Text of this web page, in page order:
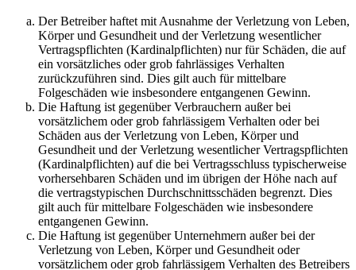
Der Betreiber haftet mit Ausnahme der Verletzung von Leben,
Körper und Gesundheit und der Verletzung wesentlicher
Vertragspflichten (Kardinalpflichten) nur für Schäden, die auf
ein vorsätzliches oder grob fahrlässiges Verhalten
zurückzuführen sind. Dies gilt auch für mittelbare
Folgeschäden wie insbesondere entgangenen Gewinn.
Die Haftung ist gegenüber Verbrauchern außer bei
vorsätzlichem oder grob fahrlässigem Verhalten oder bei
Schäden aus der Verletzung von Leben, Körper und
Gesundheit und der Verletzung wesentlicher Vertragspflichten
(Kardinalpflichten) auf die bei Vertragsschluss typischerweise
vorhersehbaren Schäden und im übrigen der Höhe nach auf
die vertragstypischen Durchschnittsschäden begrenzt. Dies
gilt auch für mittelbare Folgeschäden wie insbesondere
entgangenen Gewinn.
Die Haftung ist gegenüber Unternehmern außer bei der
Verletzung von Leben, Körper und Gesundheit oder
vorsätzlichem oder grob fahrlässigem Verhalten des Betreibers